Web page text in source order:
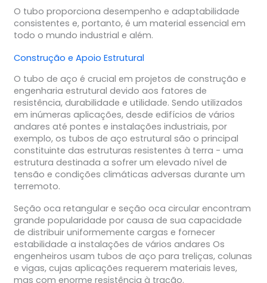
O tubo proporciona desempenho e adaptabilidade
consistentes e, portanto, é um material essencial em
todo o mundo industrial e além.
Construção e Apoio Estrutural
O tubo de aço é crucial em projetos de construção e
engenharia estrutural devido aos fatores de
resistência, durabilidade e utilidade. Sendo utilizados
em inúmeras aplicações, desde edifícios de vários
andares até pontes e instalações industriais, por
exemplo, os tubos de aço estrutural são o principal
constituinte das estruturas resistentes à terra - uma
estrutura destinada a sofrer um elevado nível de
tensão e condições climáticas adversas durante um
terremoto.
Seção oca retangular e seção oca circular encontram
grande popularidade por causa de sua capacidade
de distribuir uniformemente cargas e fornecer
estabilidade a instalações de vários andares Os
engenheiros usam tubos de aço para treliças, colunas
e vigas, cujas aplicações requerem materiais leves,
mas com enorme resistência à tração.